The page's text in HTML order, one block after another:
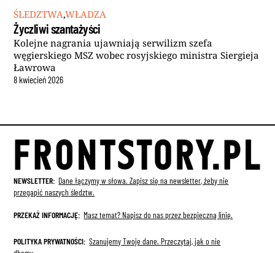
ŚLEDZTWA,WŁADZA
Życzliwi szantażyści
Kolejne nagrania ujawniają serwilizm szefa
węgierskiego MSZ wobec rosyjskiego ministra Siergieja
Ławrowa
8 kwiecień2026
NEWSLETTER: Dane łączymy w słowa. Zapisz się na newsletter, żeby nie
przegapić naszych śledztw.
PRZEKAŻ INFORMACJĘ: Masz temat? Napisz do nas przez bezpieczną linię.
POLITYKA PRYWATNOŚCI: Szanujemy Twoje dane. Przeczytaj, jak o nie